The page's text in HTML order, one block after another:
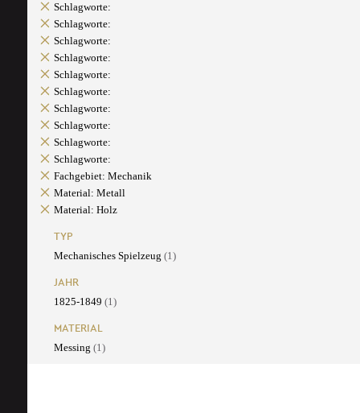
Schlagworte:
Schlagworte:
Schlagworte:
Schlagworte:
Schlagworte:
Schlagworte:
Schlagworte:
Schlagworte:
Schlagworte:
Schlagworte:
Fachgebiet: Mechanik
Material: Metall
Material: Holz
TYP
Mechanisches Spielzeug (1)
JAHR
1825-1849 (1)
MATERIAL
Messing (1)